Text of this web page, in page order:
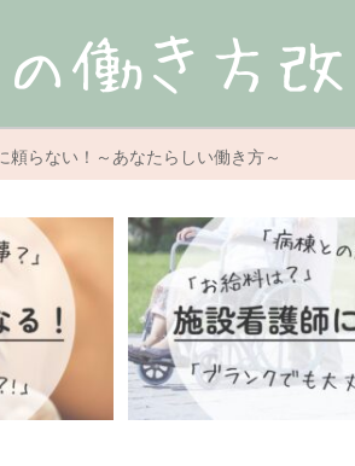
頼らない！～あなたらしい働き方～